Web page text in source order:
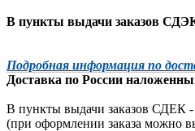
В пункты выдачи заказов
Подробная информация по
Доставка по России
В пункты выдачи заказов СДЕК -
(при оформлении заказа можно